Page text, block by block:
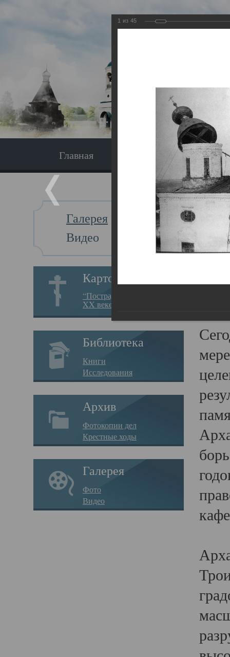
Главная Экскурсия
Галерея
Видео
Картотека
“Пострадавшие за веру в
XX веке на Севере”
Библиотека
Книги
Исследования
Архив
Фотокопии дел
Крестные ходы
Галерея
Фото
Видео
Главная
1 из 45